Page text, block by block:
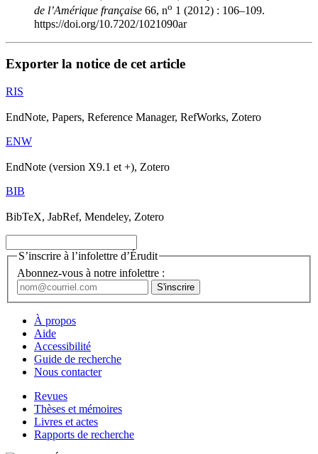
de l’Amérique française 66, no 1 (2012) : 106–109.
https://doi.org/10.7202/1021090ar
Exporter la notice de cet article
RIS
EndNote, Papers, Reference Manager, RefWorks, Zotero
ENW
EndNote (version X9.1 et +), Zotero
BIB
BibTeX, JabRef, Mendeley, Zotero
S’inscrire à l’infolettre d’Érudit
Abonnez-vous à notre infolettre :
À propos
Aide
Accessibilité
Guide de recherche
Nous contacter
Revues
Thèses et mémoires
Livres et actes
Rapports de recherche